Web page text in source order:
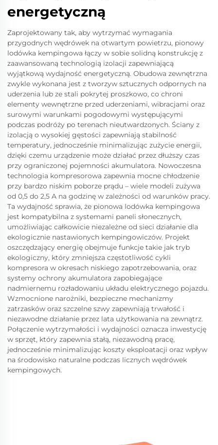
energetyczną
Zaprojektowany tak, aby wytrzymać wymagania
przygodnych wędrówek na otwartym powietrzu, pionowy
lodówka kempingowa łączy w sobie solidną konstrukcję z
zaawansowaną technologią izolacji zapewniającą
wyjątkową wydajność energetyczną. Obudowa zewnętrzna
zwykle wykonana jest z tworzyw sztucznych odpornych na
uderzenia lub ze stali pokrytej proszkowo, co chroni
elementy wewnętrzne przed uderzeniami, wibracjami oraz
surowymi warunkami pogodowymi występującymi
podczas podróży po terenach nieutwardzonych. Ściany z
izolacją o wysokiej gęstości zapewniają stabilność
temperatury, jednocześnie minimalizując zużycie energii,
dzięki czemu urządzenie może działać przez dłuższy czas
przy ograniczonej pojemności akumulatora. Nowoczesna
technologia kompresorowa zapewnia mocne chłodzenie
przy bardzo niskim poborze prądu – wiele modeli zużywa
od 0,5 do 2,5 A na godzinę w zależności od warunków pracy.
Ta wydajność sprawia, że pionowa lodówka kempingowa
jest kompatybilna z systemami paneli słonecznych,
umożliwiając całkowicie niezależne od sieci działanie dla
ekologicznie nastawionych kempingowiczów. Projekt
oszczędzający energię obejmuje funkcje takie jak tryb
ekologiczny, który zmniejsza częstotliwość cykli
kompresora w okresach niskiego zapotrzebowania, oraz
systemy ochrony akumulatora zapobiegające
nadmiernemu rozładowaniu układu elektrycznego pojazdu.
Wzmocnione narożniki, bezpieczne mechanizmy
zatrzasków oraz szczelne szwy zapewniają trwałość i
niezawodne działanie przez lata użytkowania na zewnątrz.
Połączenie wytrzymałości i wydajności oznacza inwestycję
w sprzęt, który zapewnia stałą, niezawodną pracę,
jednocześnie minimalizując koszty eksploatacji oraz wpływ
na środowisko naturalne podczas licznych wędrówek
kempingowych.